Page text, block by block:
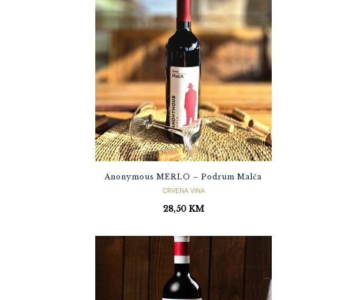
Anonymous MERLO – Podrum Malča
CRVENA VINA
28,50 KM